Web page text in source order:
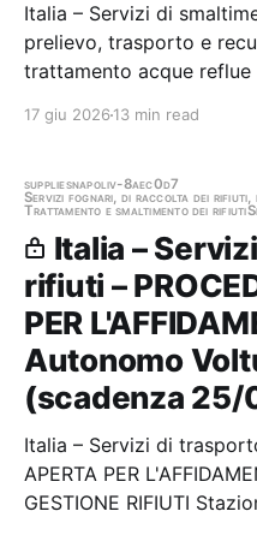
Italia – Servizi di
prelievo, trasporto e
trattamento acque reflue
termovalorizzazione,
17 giu 2026 13 min read
suppliesnapoliv-8aec0d7
Servizi fognari, di raccolta dei rifiuti,
Trattamento e smaltimento dei rifiuti
Italia –
rifiuti –
PER
Autonomo
(scadenza
Italia – Servizi di
APERTA PER
GESTIONE RIFIUTI